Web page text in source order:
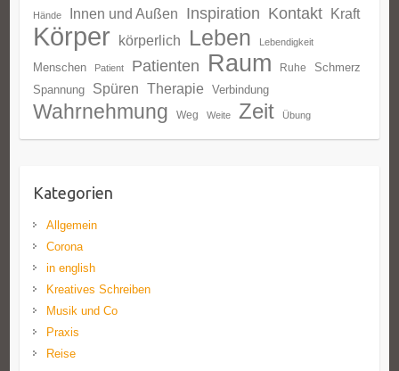
Hände Innen und Außen Inspiration Kontakt Kraft
Körper körperlich Leben Lebendigkeit
Menschen Patient Patienten Raum Ruhe
Schmerz
Spannung
Spüren Therapie Verbindung
Wahrnehmung Weg Weite Zeit Übung
Kategorien
Allgemein
Corona
in english
Kreatives Schreiben
Musik und Co
Praxis
Reise